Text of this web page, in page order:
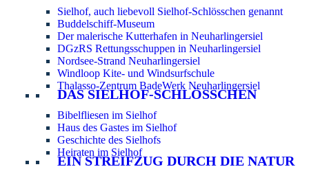
Sielhof, auch liebevoll Sielhof-Schlösschen genannt
Buddelschiff-Museum
Der malerische Kutterhafen in Neuharlingersiel
DGzRS Rettungsschuppen in Neuharlingersiel
Nordsee-Strand Neuharlingersiel
Windloop Kite- und Windsurfschule
Thalasso-Zentrum BadeWerk Neuharlingersiel
DAS SIELHOF-SCHLÖSSCHEN
Bibelfliesen im Sielhof
Haus des Gastes im Sielhof
Geschichte des Sielhofs
Heiraten im Sielhof
EIN STREIFZUG DURCH DIE NATUR